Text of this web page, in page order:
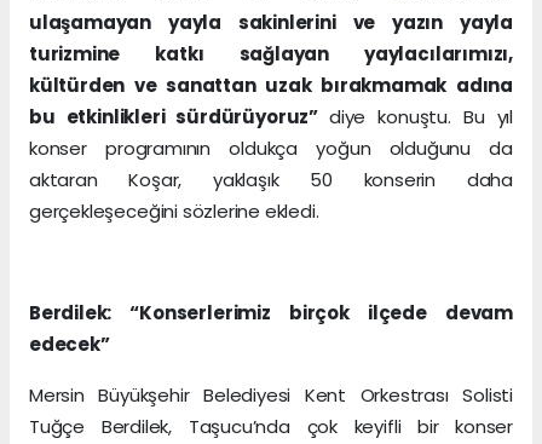
ulaşamayan yayla sakinlerini ve yazın yayla
turizmine katkı sağlayan yaylacılarımızı,
kültürden ve sanattan uzak bırakmamak adına
bu etkinlikleri sürdürüyoruz”diye konuştu. Bu yıl
konser programının oldukça yoğun olduğunu da
aktaran Koşar, yaklaşık 50 konserin daha
gerçekleşeceğini sözlerine ekledi.
Berdilek: “Konserlerimiz birçok ilçede devam
edecek”
Mersin Büyükşehir Belediyesi Kent Orkestrası Solisti
Tuğçe Berdilek, Taşucu’nda çok keyifli bir konser